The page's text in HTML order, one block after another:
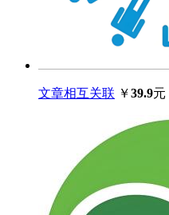
文章相互关联 ￥39.9元